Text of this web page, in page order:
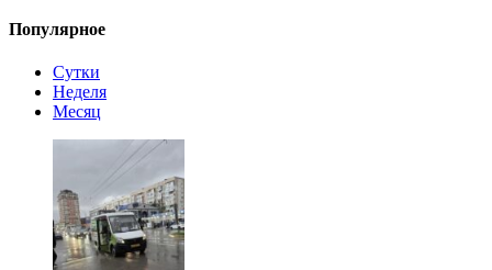
Популярное
Сутки
Неделя
Месяц